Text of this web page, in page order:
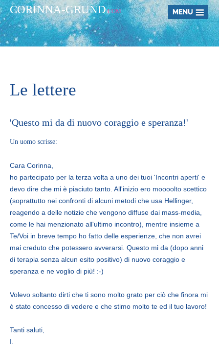
CORINNA-GRUND.COM
Le lettere
'Questo mi da di nuovo coraggio e speranza!'
Un uomo scrisse:
Cara Corinna,
ho partecipato per la terza volta a uno dei tuoi 'Incontri aperti' e
devo dire che mi è piaciuto tanto. All'inizio ero moooolto scettico
(soprattutto nei confronti di alcuni metodi che usa Hellinger,
reagendo a delle notizie che vengono diffuse dai mass-media,
come le hai menzionato all'ultimo incontro), mentre insieme a
Te/Voi in breve tempo ho fatto delle esperienze, che non avrei
mai creduto che potessero avverarsi. Questo mi da (dopo anni
di terapia senza alcun esito positivo) di nuovo coraggio e
speranza e ne voglio di più! :-)
Volevo soltanto dirti che ti sono molto grato per ciò che finora mi
è stato concesso di vedere e che stimo molto te ed il tuo lavoro!
Tanti saluti,
I.